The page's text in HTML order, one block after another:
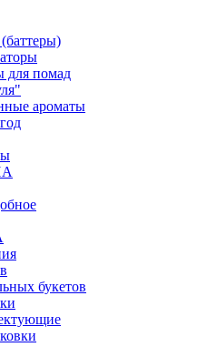
для помад
ароматы
букетов